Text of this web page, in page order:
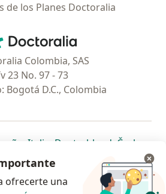
de los Planes Doctoralia
Doctoralia - Página de inicio
Colombia, SAS
23 No. 97 - 73
Bogotá D.C., Colombia
nueva pestaña
abre en una nueva pestaña
se abre en una nueva pestaña
Italia se abre en una nueva
Deutschlandse abre en
Česko
en una nueva pestaña
se abre en una nueva pestaña
Chile se abre en una nueva pestaña
Brasil se abre en una nueva
se abre en
se
se abre en una nueva
ofrecerte una